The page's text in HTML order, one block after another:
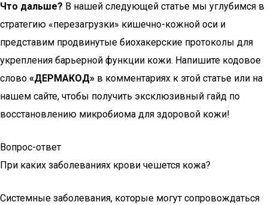
Что дальше? В нашей следующей статье мы углубимся в
стратегию «перезагрузки» кишечно-кожной оси и
представим продвинутые биохакерские протоколы для
укрепления барьерной функции кожи. Напишите кодовое
слово «ДЕРМАКОД» в комментариях к этой статье или на
нашем сайте, чтобы получить эксклюзивный гайд по
восстановлению микробиома для здоровой кожи!
Вопрос-ответ
При каких заболеваниях крови чешется кожа?
Системные заболевания, которые могут сопровождаться